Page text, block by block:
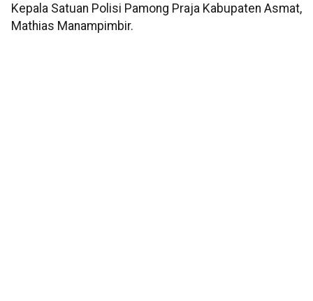
Kepala Satuan Polisi Pamong Praja Kabupaten Asmat,
Mathias Manampimbir.